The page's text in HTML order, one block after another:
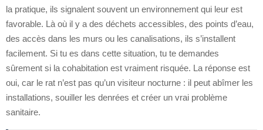
la pratique, ils signalent souvent un environnement qui leur est
favorable. Là où il y a des déchets accessibles, des points d’eau,
des accès dans les murs ou les canalisations, ils s’installent
facilement. Si tu es dans cette situation, tu te demandes
sûrement si la cohabitation est vraiment risquée. La réponse est
oui, car le rat n’est pas qu’un visiteur nocturne : il peut abîmer les
installations, souiller les denrées et créer un vrai problème
sanitaire.